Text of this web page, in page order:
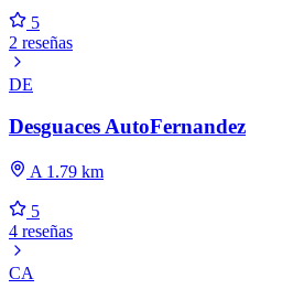
5
2 reseñas
DE
Desguaces AutoFernandez
A 1.79 km
5
4 reseñas
CA